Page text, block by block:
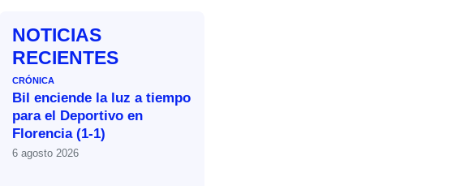
NOTICIAS
RECIENTES
CRÓNICA
Bil enciende la luz a tiempo
para el Deportivo en
Florencia (1-1)
6 agosto 2026